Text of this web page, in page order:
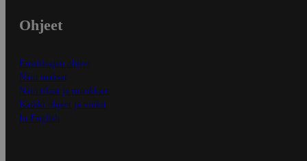
Ohjeet
Ensitilaajan ohjeet
Näin maksat
Näin tilaat ja muokkaat
Kaikki ohjeet ja vinkit
In English